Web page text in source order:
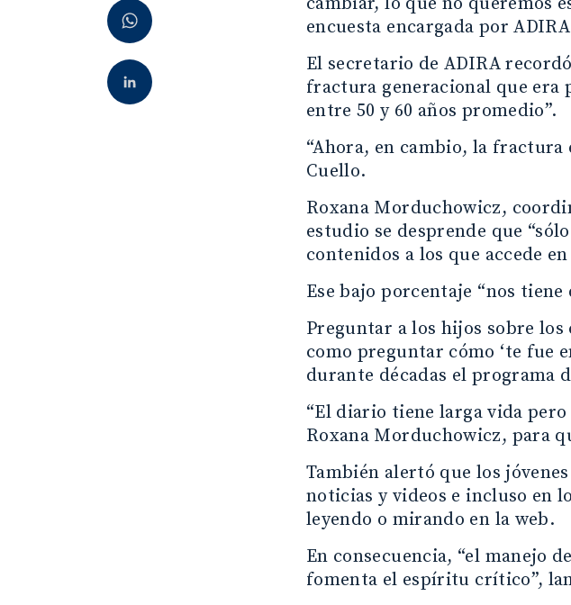
encuesta encargada por
El secretario de ADIRA
fractura generacional que era
entre 50 y 60 años promedio”.
“Ahora, en cambio, la
Cuello.
Roxana Morduchowicz,
estudio se desprende que
contenidos a los que accede
Ese bajo porcentaje “nos
Preguntar a los hijos sobre
como preguntar cómo ‘te fue
durante décadas el programa
“El diario tiene larga vida
Roxana Morduchowicz, para
También alertó que los
noticias y videos e incluso en
leyendo o mirando en la web.
En consecuencia, “el manejo
fomenta el espíritu crítico”,